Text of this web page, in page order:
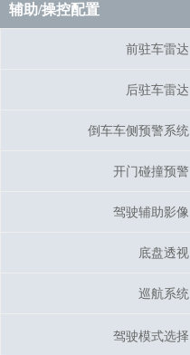
辅助/操控配置
前驻车雷达
后驻车雷达
倒车车侧预警系统
开门碰撞预警
驾驶辅助影像
底盘透视
巡航系统
驾驶模式选择
辅助/操控配置
前驻车雷达
后驻车雷达
倒车车侧预警系统
开门碰撞预警
驾驶辅助影像
底盘透视
巡航系统
驾驶模式选择